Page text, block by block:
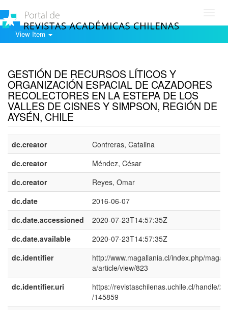
View Item
GESTIÓN DE RECURSOS LÍTICOS Y
ORGANIZACIÓN ESPACIAL DE CAZADORES
RECOLECTORES EN LA ESTEPA DE LOS
VALLES DE CISNES Y SIMPSON, REGIÓN DE
AYSÉN, CHILE
dc.creator
Contreras, Catalina
dc.creator
Méndez, César
dc.creator
Reyes, Omar
dc.date
2016-06-07
dc.date.accessioned
2020-07-23T14:57:35Z
dc.date.available
2020-07-23T14:57:35Z
dc.identifier
http://www.magallania.cl/index.php/
a/article/view/823
dc.identifier.uri
https://revistaschilenas.uchile.cl/handle/
/145859